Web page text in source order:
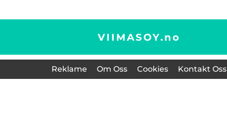
VIIMASOY.no
Reklame Om Oss Cookies Kontakt Oss